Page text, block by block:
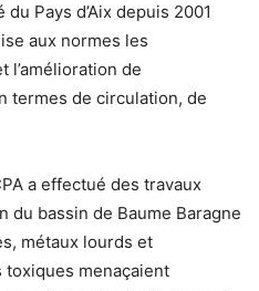
Pays d’Aix depuis 2001
aux normes les
l’amélioration de
termes de circulation, de
a effectué des travaux
du bassin de Baume Baragne
métaux lourds et
menaçaient